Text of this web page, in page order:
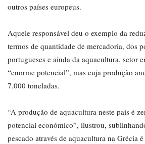
outros países europeus.
Aquele responsável deu o exemplo da
termos de quantidade de mercadoria, dos
portugueses e ainda da aquacultura, setor
“enorme potencial”, mas cuja produção
7.000 toneladas.
“A produção de aquacultura neste país é
potencial económico”, ilustrou,
pescado através de aquacultura na Grécia